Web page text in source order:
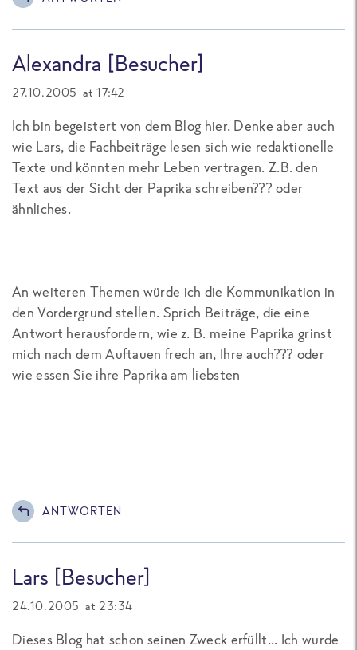
Alexandra [Besucher]
27.10.2005 at 17:42
Ich bin begeistert von dem Blog hier. Denke aber auch
wie Lars, die Fachbeiträge lesen sich wie redaktionelle
Texte und könnten mehr Leben vertragen. Z.B. den
Text aus der Sicht der Paprika schreiben??? oder
ähnliches.
An weiteren Themen würde ich die Kommunikation in
den Vordergrund stellen. Sprich Beiträge, die eine
Antwort herausfordern, wie z. B. meine Paprika grinst
mich nach dem Auftauen frech an, Ihre auch??? oder
wie essen Sie ihre Paprika am liebsten
ANTWORTEN
Lars [Besucher]
24.10.2005 at 23:34
Dieses Blog hat schon seinen Zweck erfüllt... Ich wurde